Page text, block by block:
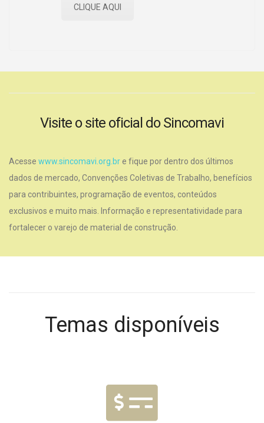
CLIQUE AQUI
Visite o site oficial do Sincomavi
Acesse www.sincomavi.org.br e fique por dentro dos últimos
dados de mercado, Convenções Coletivas de Trabalho, benefícios
para contribuintes, programação de eventos, conteúdos
exclusivos e muito mais. Informação e representatividade para
fortalecer o varejo de material de construção.
Temas disponíveis